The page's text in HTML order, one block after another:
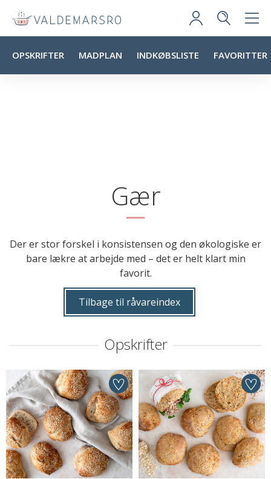
OPSKRIFTER MADPLAN INDKØBSLISTE FAVORITTER
Gær
Der er stor forskel i konsistensen og den økologiske er
bare lækre at arbejde med – det er helt klart min
favorit.
Tilbage til råvareindex
Opskrifter